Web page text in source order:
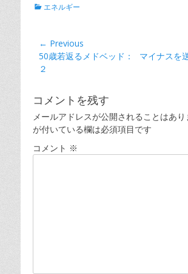
Categories
エネルギー
投
稿
ナ
ゲ
ー
シ
ョ
← Previous
Previous
post:
50歳若返るメドベッド：
２
Next
マイナスを
コメントを残す
メールアドレスが公開されることはあり
が付いている欄は必須項目です
コメント ※